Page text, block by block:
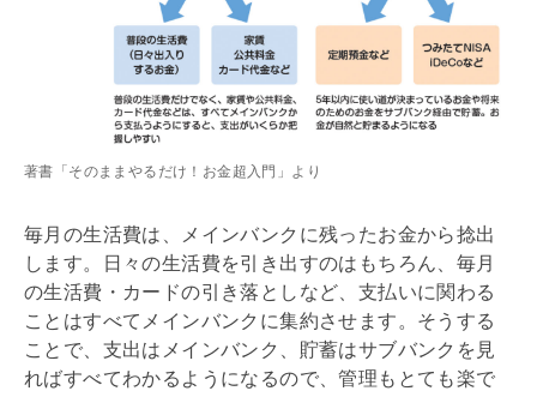
著書「そのままやるだけ！お金超入門」より
毎月の生活費は、メインバンクに残ったお金から捻出
します。日々の生活費を引き出すのはもちろん、毎月
の生活費・カードの引き落としなど、支払いに関わる
ことはすべてメインバンクに集約させます。そうする
ことで、支出はメインバンク、貯蓄はサブバンクを見
ればすべてわかるようになるので、管理もとても楽で